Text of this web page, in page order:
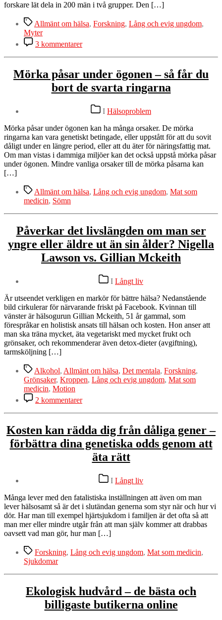
forskare lät dela in 200 män i två grupper. Den […]
Etiketter
Allmänt om hälsa, Forskning, Lång och evig ungdom,
Myter
3 kommentarertill
Bilder
på
ökar
livslängden
för
män?
Mörka påsar under ögonen – så får du
bort de svarta ringarna
Kategorier
I Hälsoproblem
Mörka påsar under ögonen kan ha många orsaker. De mörka
ringarna kan vara genetiskt betingade, eller uppstått för att du sovit
dåligt under en längre period, eller att du äter för näringsfattig mat.
Om man vistas i dammiga miljöer kan det också uppstå mörka påsar
under ögonen. Mindre vanliga orsaker till de mörka påsarna kan
[…]
Etiketter
Allmänt om hälsa, Lång och evig ungdom, Mat som
medicin, Sömn
Påverkar det livslängden om man ser
yngre eller äldre ut än sin ålder? Nigella
Lawson vs. Gillian Mckeith
Kategorier
I Långt liv
Är utseendet verkligen en markör för bättre hälsa? Nedanstående
bild cirkulerar för närvarande friskt på Facebook. Kvinnan till
vänster är hälsogurun Gillian Mckeith, 51 år gammal, som
förespråkar en holistisk ansats till hälsan och kosten. Hon anser att
man ska träna mycket, äta vegetariskt med mycket frukt och
grönsaker, och rekommenderar även detox-dieter (avgiftning),
tarmsköljning […]
Etiketter
Alkohol, Allmänt om hälsa, Det mentala, Forskning,
Grönsaker, Kroppen, Lång och evig ungdom, Mat som
medicin, Motion
2 kommentarertill
Påverkar
det
livslängden
om
man
ser
yngre
än
sin
ålder?
Nigella
Lawson
Gillian
Mckeith
Kosten kan rädda dig från dåliga gener –
förbättra dina genetiska odds genom att
äta rätt
Kategorier
I Långt liv
Många lever med den fatalistiska inställningen att även om man
lever hälsosamt så är det i slutändan generna som styr när och hur vi
dör. Har man till exempel hjärtsjukdom i familjen är det ofta så att
man mer eller mindre utgår från att man själv kommer att drabbas
oavsett vad man gör, hur man […]
Etiketter
Forskning, Lång och evig ungdom, Mat som medicin,
Sjukdomar
Ekologisk hudvård – de bästa och
billigaste butikerna online